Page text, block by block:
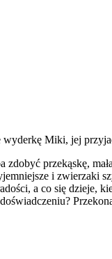
Miki, jej
przekąskę,
i zwierzaki
a co się dzieje,